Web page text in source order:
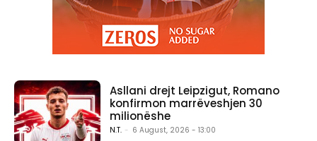
Asllani drejt Leipzigut, Romano
konfirmon marrëveshjen 30
milionëshe
N.T. - 6 August, 2026 - 13:00